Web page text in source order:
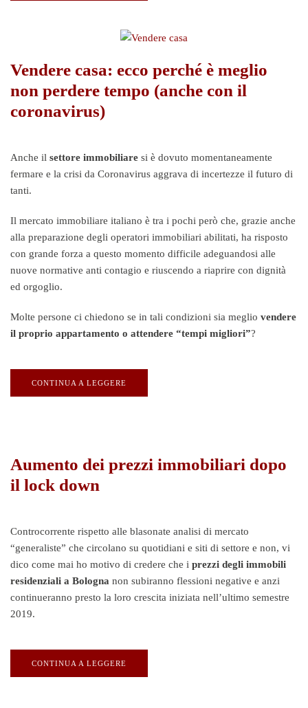
Vendere casa: ecco perché è meglio
non perdere tempo (anche con il
coronavirus)
Anche il settore immobiliare si è dovuto momentaneamente
fermare e la crisi da Coronavirus aggrava di incertezze il futuro di
tanti.
Il mercato immobiliare italiano è tra i pochi però che, grazie anche
alla preparazione degli operatori immobiliari abilitati, ha risposto
con grande forza a questo momento difficile adeguandosi alle
nuove normative anti contagio e riuscendo a riaprire con dignità
ed orgoglio.
Molte persone ci chiedono se in tali condizioni sia meglio vendere
il proprio appartamento o attendere “tempi migliori”?
CONTINUA A LEGGERE
Aumento dei prezzi immobiliari dopo
il lock down
Controcorrente rispetto alle blasonate analisi di mercato
“generaliste” che circolano su quotidiani e siti di settore e non, vi
dico come mai ho motivo di credere che i prezzi degli immobili
residenziali a Bologna non subiranno flessioni negative e anzi
continueranno presto la loro crescita iniziata nell’ultimo semestre
2019.
CONTINUA A LEGGERE